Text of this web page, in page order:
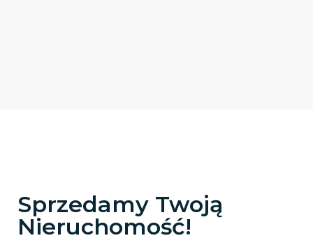
Sprzedamy Twoją
Nieruchomość!